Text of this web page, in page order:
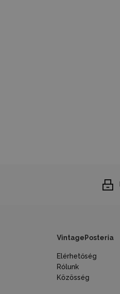
VintagePosteria
Elérhetőség
Rólunk
Közösség